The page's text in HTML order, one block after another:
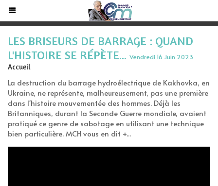
LES BRISEURS DE BARRAGE : QUAND
L'HISTOIRE SE RÉPÈTE... Vendredi 16 Juin 2023
Accueil
La destruction du barrage hydroélectrique de Kakhovka, en
Ukraine, ne représente, malheureusement, pas une première
dans l'histoire mouvementée des hommes. Déjà les
Britanniques, durant la Seconde Guerre mondiale, avaient
pratiqué ce genre de sabotage en utilisant une technique
bien particulière. MCH vous en dit +...